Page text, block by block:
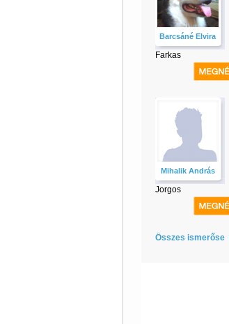
Barcsáné Elvira
Farkas
Mihalik András
Jorgos
Összes ismerőse